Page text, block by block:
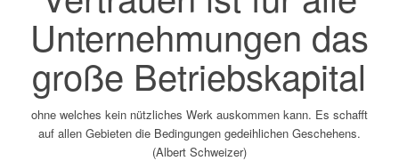
Unternehmungen das
große Betriebskapital
ohne welches kein nützliches Werk auskommen kann. Es schafft
auf allen Gebieten die Bedingungen gedeihlichen Geschehens.
(Albert Schweizer)